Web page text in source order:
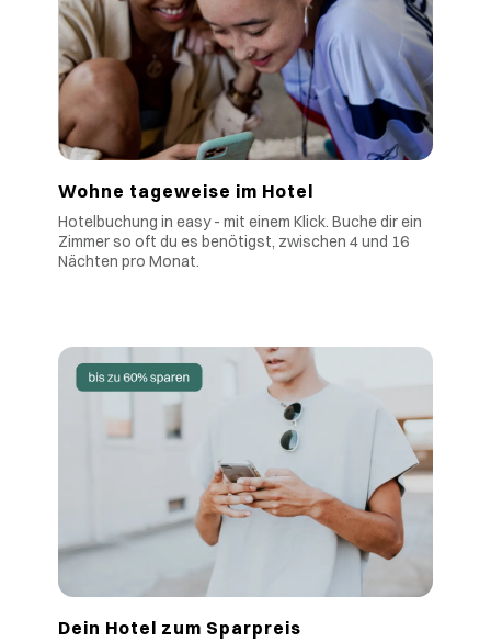
Wohne tageweise im Hotel
Hotelbuchung in easy - mit einem Klick. Buche dir ein
Zimmer so oft du es benötigst, zwischen 4 und 16
Nächten pro Monat.
Dein Hotel zum Sparpreis